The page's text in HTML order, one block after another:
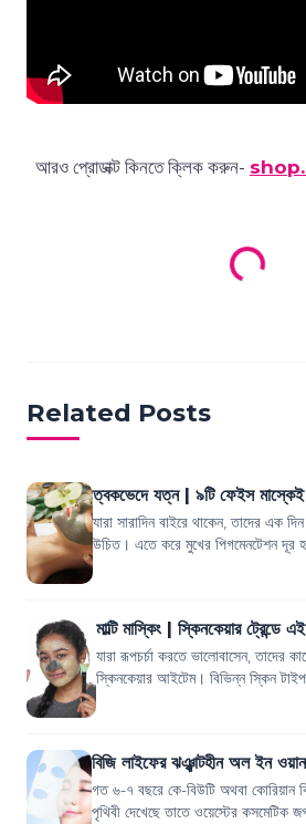
আরও প্রোডাক্ট কিনতে ক্লিক করুন-
Loading products...
Related Posts
ত্বকভেদে যত্ন | ৯টি ফেইস মাস্কেই
যারা সারাদিন বাইরে থাকেন, তাদের এক
উচিত। এতে করে মুখের পিগমেনটেশন দূর
মাল্টি মাস্কিং | স্কিনকেয়ার
যারা রূপচর্চা করতে ভালোবাসেন, তাদের
স্কিনকেয়ার আইটেম। বিভিন্ন স্কিন টাইপ
আলাদা আলাদা ফেইস মাস্...
বিজি লাইফের ঝঞ্ঝাটহীন অল ইন
গত ৬-৭ বছরে কে-বিউটি অথবা কোরিয়ান
পৃথিবী দেখেছে তাতে ওয়েস্টের কসমেটিক